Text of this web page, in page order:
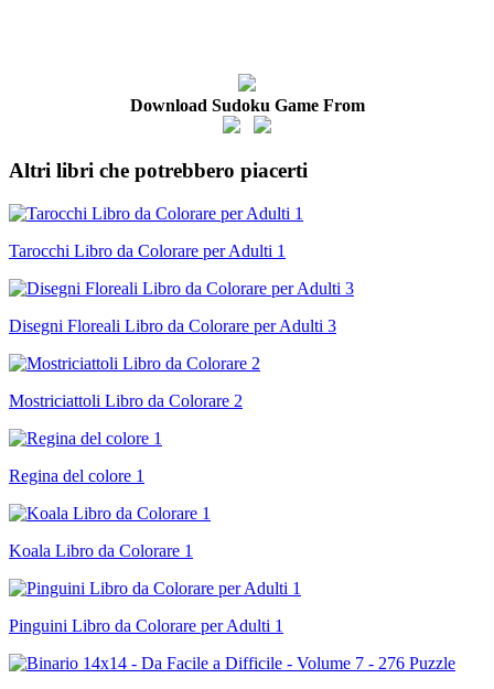
Download Sudoku Game From
Altri libri che potrebbero piacerti
Tarocchi Libro da Colorare per Adulti 1
Disegni Floreali Libro da Colorare per Adulti 3
Mostriciattoli Libro da Colorare 2
Regina del colore 1
Koala Libro da Colorare 1
Pinguini Libro da Colorare per Adulti 1